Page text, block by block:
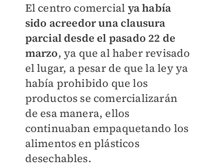
El centro comercial ya había
sido acreedor una clausura
parcial desde el pasado 22 de
marzo, ya que al haber revisado
el lugar, a pesar de que la ley ya
había prohibido que los
productos se comercializarán
de esa manera, ellos
continuaban empaquetando los
alimentos en plásticos
desechables.